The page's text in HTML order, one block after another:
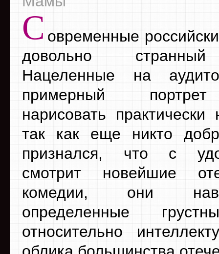
С овременные
довольно
Нацеленные на
примерный
нарисовать практически
так как еще никто
признался, что с
смотрит новейшие
комедии, они
определенные
относительно